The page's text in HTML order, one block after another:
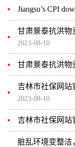
Jiangsu’s CPI
甘肃景泰抗洪物
2023-08-10
甘肃景泰抗洪物
吉林市社保网站
2023-08-10
吉林市社保网站
脏乱环境变整洁